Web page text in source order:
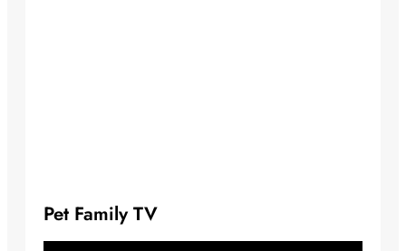
Pet Family TV